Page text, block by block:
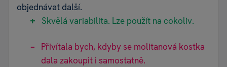
objednávat další.
Skvělá variabilita. Lze použít na cokoliv.
Přivítala bych, kdyby se molitanová kostka
dala zakoupit i samostatně.